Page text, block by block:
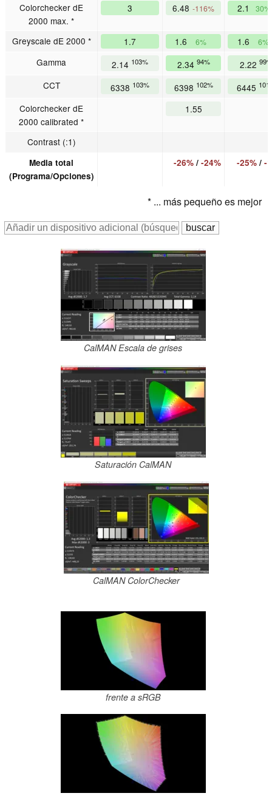
Colorchecker dE
2000 max. *
3 6.48 -116% 2.1 30%
Greyscale dE 2000 * 1.7 1.6 6% 1.6 6%
Gamma 2.14 103% 2.34 94% 2.22 99%
CCT 6338 103% 6398 102% 6445
Colorchecker dE
2000 calibrated *
1.55
Contrast (:1)
Media total
(Programa/Opciones)
-26%/ -24% -25%/ -
* ... más pequeño es mejor
CalMAN Escala de grises
Saturación CalMAN
CalMAN ColorChecker
frente a sRGB